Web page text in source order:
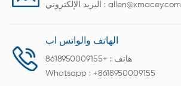
البريد الإلكتروني : allen@xmacey.com
الهاتف والواتس اب
هاتف : +8618950009155
Whatsapp : +8618950009155